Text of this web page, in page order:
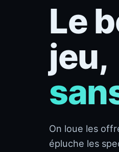
Le
jeu,
On loue les
épluche les